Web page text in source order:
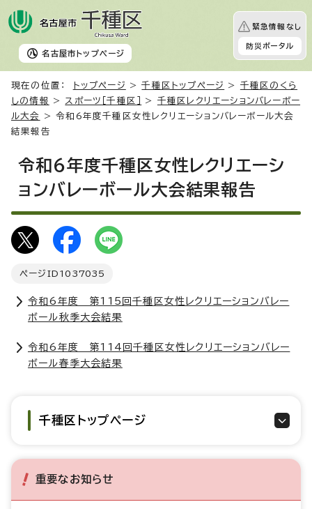
名古屋市 トップページ
緊急情報なし
防災ポータル
現在の位置： トップページ >千種区トップページ > 千種区のくら
しの情報
> スポーツ［千種区］ > 千種区レクリエーションバレーボー
ル大会
> 令和6年度千種区女性レクリエーションバレーボール大会
結果報告
令和6年度千種区女性レクリエーシ
ョンバレーボール大会結果報告
ページID 1037035
令和6年度 第115回千種区女性レクリエーションバレー
ボール秋季大会結果
令和6年度 第114回千種区女性レクリエーションバレー
ボール春季大会結果
千種区トップページ
重要なお知らせ